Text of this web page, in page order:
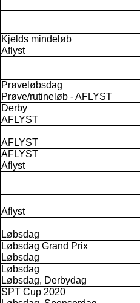
Kjelds mindeløb
Aflyst
Prøveløbsdag
Prøve/rutineløb - AFLYST
Derby
AFLYST
AFLYST
AFLYST
Aflyst
Aflyst
Løbsdag
Løbsdag Grand Prix
Løbsdag
Løbsdag
Løbsdag, Derbydag
SPT Cup 2020